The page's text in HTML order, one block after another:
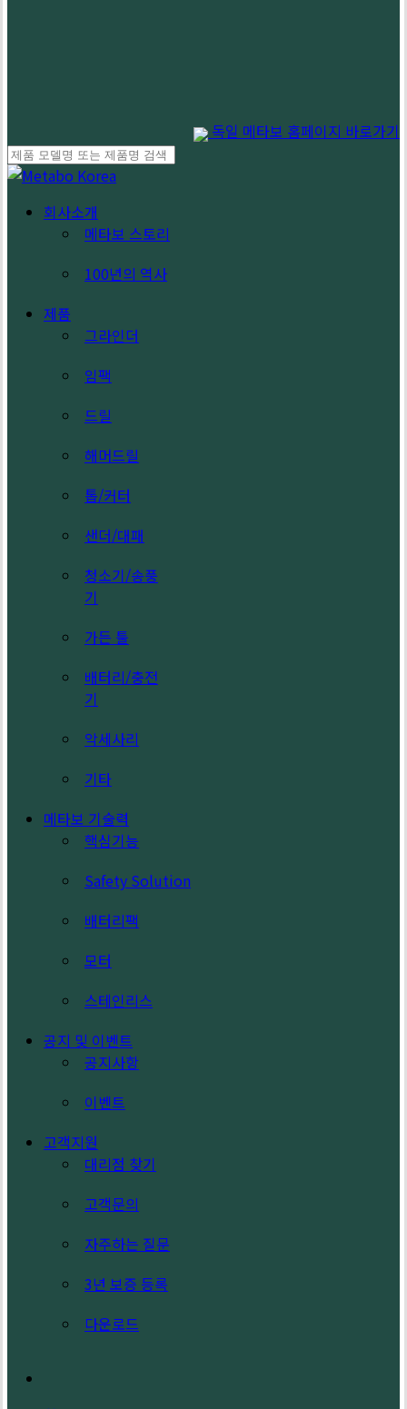
독일 메타보 홈페이지 바로가기
Close
search
Menu 회사소개
메타보 스토리
100년의 역사
제품
그라인더
임팩
드릴
해머드릴
톱/커터
샌더/대패
청소기/송풍
기
가든 툴
배터리/충전
기
악세사리
기타
메타보 기술력
핵심기능
Safety Solution
배터리팩
모터
스테인리스
공지 및 이벤트
공지사항
이벤트
고객지원
대리점 찾기
고객문의
자주하는 질문
3년 보증 등록
다운로드